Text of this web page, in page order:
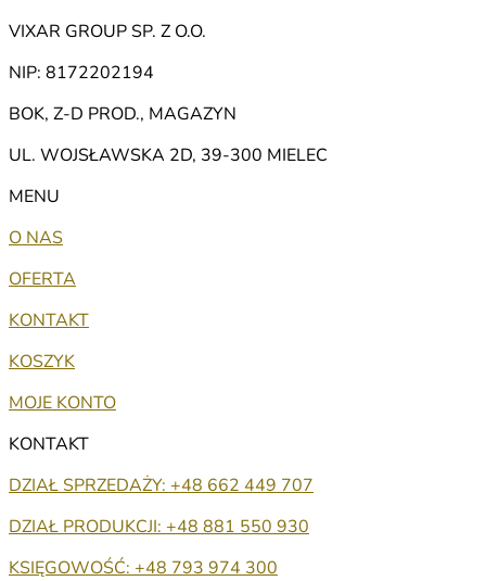
VIXAR GROUP SP. Z O.O.
NIP: 8172202194
BOK, Z-D PROD., MAGAZYN
UL. WOJSŁAWSKA 2D, 39-300 MIELEC
MENU
O NAS
OFERTA
KONTAKT
KOSZYK
MOJE KONTO
KONTAKT
DZIAŁ SPRZEDAŻY: +48 662 449 707
DZIAŁ PRODUKCJI: +48 881 550 930
KSIĘGOWOŚĆ: +48 793 974 300